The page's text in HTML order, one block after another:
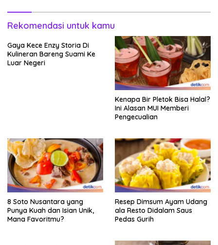
Rekomendasi untuk kamu
Gaya Kece Enzy Storia Di
Kulineran Bareng Suami Ke
Luar Negeri
Kenapa Bir Pletok Bisa Halal?
Ini Alasan MUI Memberi
Pengecualian
8 Soto Nusantara yang
Punya Kuah dan Isian Unik,
Mana Favoritmu?
Resep Dimsum Ayam Udang
ala Resto Didalam Saus
Pedas Gurih